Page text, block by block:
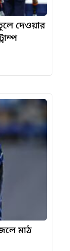
দেওয়ার
মাঠ